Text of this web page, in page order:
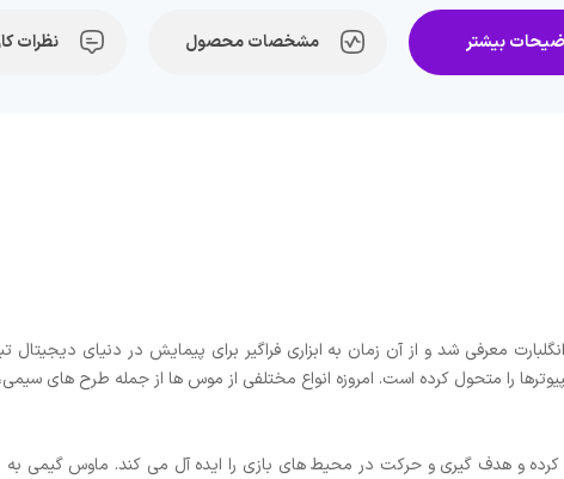
بیشتر مشخصات محصول نظرات
در دهه 1960 توسط داگلاس انگلبارت معرفی شد و از آن زمان به ابزاری فراگیر برای پیمایش
را متحول کرده است. امروزه انواع مختلفی از موس ها از جمله طرح های
و هدف گیری و حرکت در محیط های بازی را ایده آل می کند. ماوس گیمی به